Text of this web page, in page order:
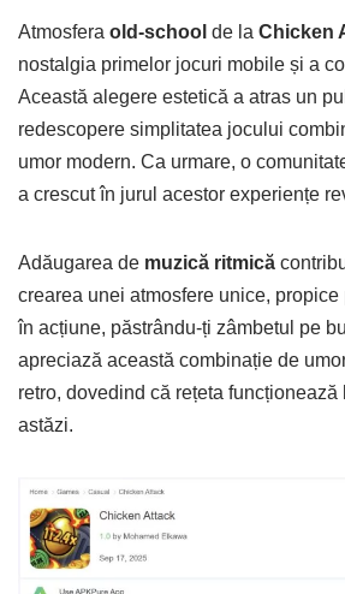
Atmosfera old-school de la Chicken
nostalgia primelor jocuri mobile și a
Această alegere estetică a atras un
redescopere simplitatea jocului
umor modern. Ca urmare, o
a crescut în jurul acestor experiențe
Adăugarea de muzică ritmică
crearea unei atmosfere unice, propice
în acțiune, păstrându-ți zâmbetul pe
apreciază această combinație de
retro, dovedind că rețeta funcționează
astăzi.